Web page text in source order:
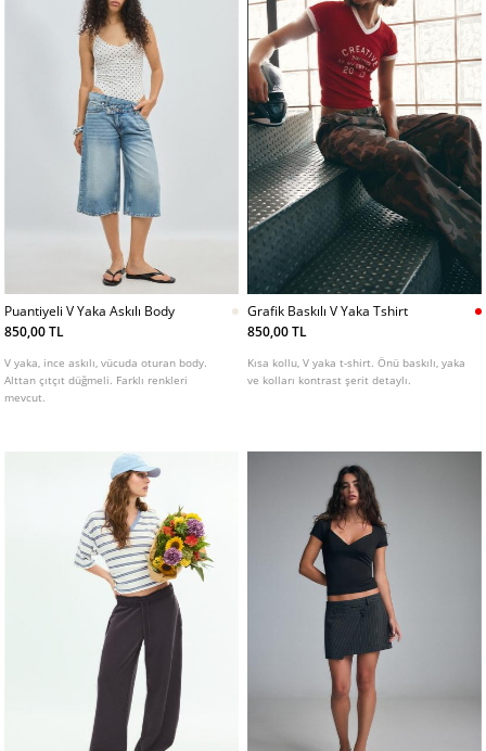
Puantiyeli V Yaka Askılı Body
850,00 TL
V yaka, ince askılı, vücuda oturan body.
Alttan çıtçıt düğmeli. Farklı renkleri
mevcut.
Grafik Baskılı V Yaka Tshirt
850,00 TL
Kısa kollu, V yaka t-shirt. Önü baskılı, yaka
ve kolları kontrast şerit detaylı.